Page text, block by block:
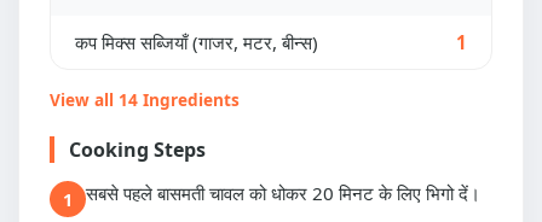
कप मिक्स सब्जियाँ (गाजर, मटर, बीन्स) 1
View all 14 Ingredients
Cooking Steps
1 सबसे पहले बासमती चावल को धोकर 20 मिनट के लिए भिगो दें।